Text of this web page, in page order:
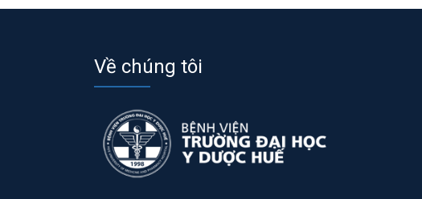
Về chúng tôi